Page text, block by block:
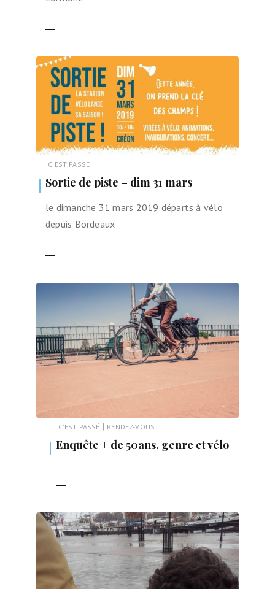
C'EST PASSÉ
Sortie de piste – dim 31 mars
le dimanche 31 mars 2019 départs à vélo
depuis Bordeaux
C'EST PASSÉ | RENDEZ-VOUS
Enquête + de 50ans, genre et vélo